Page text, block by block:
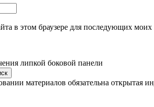
в этом браузере для последующих
липкой боковой панели
материалов обязательна открытая